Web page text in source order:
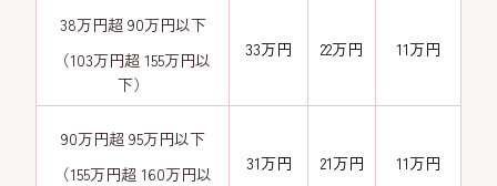
38万円超 90万円以下
（103万円超 155万円以
下）
33万円 22万円 11万円
90万円超 95万円以下
（155万円超 160万円以
31万円 21万円 11万円